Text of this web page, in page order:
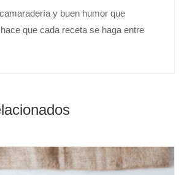
y buen humor que
que cada receta se haga entre